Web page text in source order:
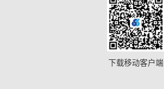
下载移动客户端